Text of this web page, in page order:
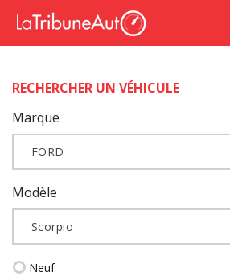
RECHERCHER UN VÉHICULE
Marque
FORD
Modèle
Scorpio
Neuf